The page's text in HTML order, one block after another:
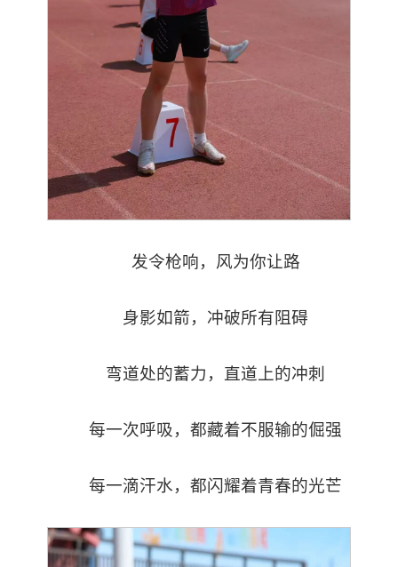
发令枪响，风为你让路
身影如箭，冲破所有阻碍
弯道处的蓄力，直道上的冲刺
每一次呼吸，都藏着不服输的倔强
每一滴汗水，都闪耀着青春的光芒